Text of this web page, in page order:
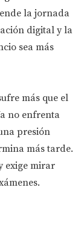
la jornada
digital y la
sea más
más que el
no enfrenta
presión
más tarde.
exige mirar